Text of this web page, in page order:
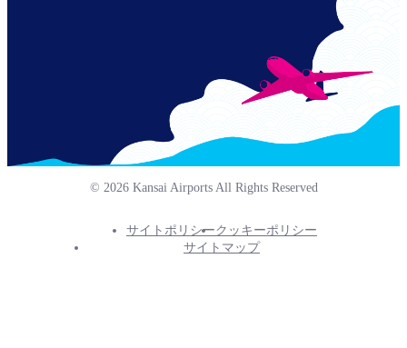
© 2026 Kansai Airports All Rights Reserved
サイトポリシークッキーポリシー
サイトマップ